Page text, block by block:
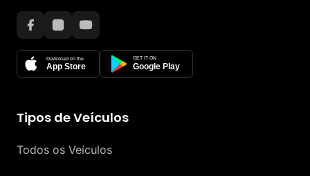
Download on the
App Store
GET IT ON
Google Play
Tipos de Veículos
Todos os Veículos